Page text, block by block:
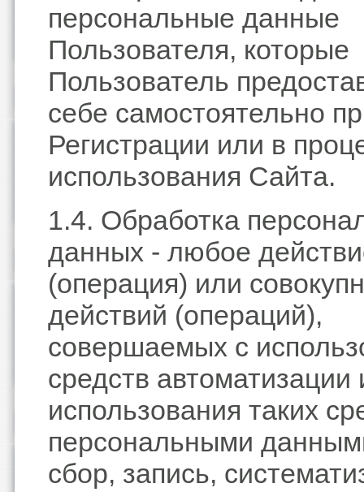
персональные данные
Пользователя, которые
Пользователь
себе самостоятельно
Регистрации или в
использования Сайта.
1.4. Обработка
данных - любое
(операция) или
действий (операций),
совершаемых с
средств автоматизации
использования таких
персональными
сбор, запись,